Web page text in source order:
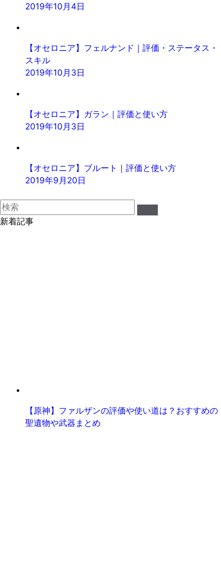
2019年10月4日
【オセロニア】フェルナンド｜評価・ステータス・
スキル
2019年10月3日
【オセロニア】ガラン｜評価と使い方
2019年10月3日
【オセロニア】ブルート｜評価と使い方
2019年9月20日
新着記事
【原神】ファルザンの評価や使い道は？おすすめの
聖遺物や武器まとめ